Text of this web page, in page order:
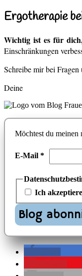
Ergotherapie
Wichtig ist es für
Einschränkungen
Schreibe mir bei
Deine
Möchtest du meinen
E-Mail *
Ich